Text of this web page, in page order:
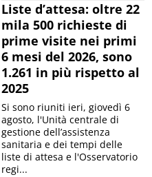
Liste d’attesa: oltre 22
mila 500 richieste di
prime visite nei primi
6 mesi del 2026, sono
1.261 in più rispetto al
2025
Si sono riuniti ieri, giovedì 6
agosto, l'Unità centrale di
gestione dell’assistenza
sanitaria e dei tempi delle
liste di attesa e l'Osservatorio
regi...